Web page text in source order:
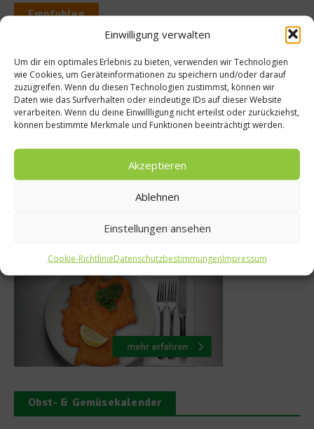
Einwilligung verwalten
Um dir ein optimales Erlebnis zu bieten, verwenden wir Technologien
wie Cookies, um Geräteinformationen zu speichern und/oder darauf
zuzugreifen. Wenn du diesen Technologien zustimmst, können wir
Daten wie das Surfverhalten oder eindeutige IDs auf dieser Website
verarbeiten. Wenn du deine Einwillligung nicht erteilst oder zurückziehst,
können bestimmte Merkmale und Funktionen beeinträchtigt werden.
Akzeptieren
Ablehnen
Einstellungen ansehen
Cookie-RichtlinieDatenschutzbestimmungenImpressum
Empfohlen
mit
„Ich koche,
Fulvio
seinen Weg
Was isst Deutschland
Obst- & Gemüsekalender